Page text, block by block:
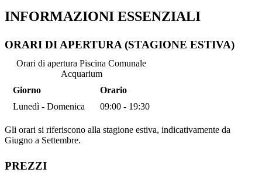
INFORMAZIONI ESSENZIALI
ORARI DI APERTURA (STAGIONE ESTIVA)
Orari di apertura Piscina Comunale
Acquarium
Giorno
Orario
Lunedì - Domenica
09:00 - 19:30
Gli orari si riferiscono alla stagione estiva, indicativamente da
Giugno a Settembre.
PREZZI